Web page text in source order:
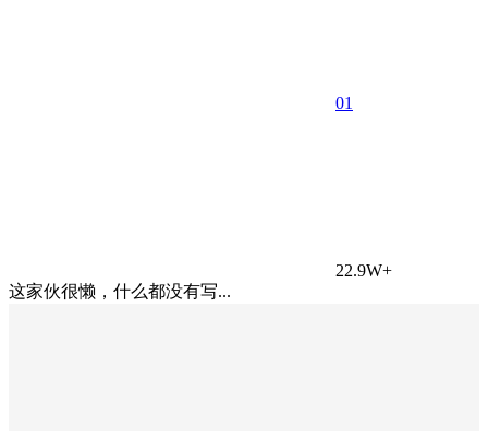
01
22.9W+
这家伙很懒，什么都没有写...